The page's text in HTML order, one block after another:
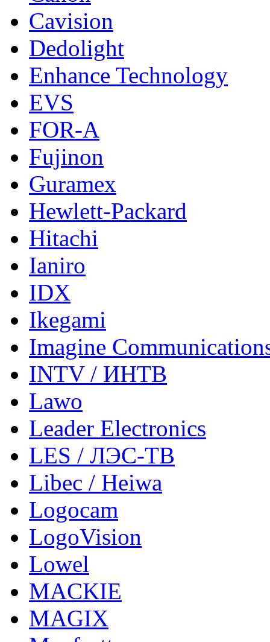
Cavision
Dedolight
Enhance Technology
EVS
FOR-A
Fujinon
Guramex
Hewlett-Packard
Hitachi
Ianiro
IDX
Ikegami
Imagine
INTV / ИНТВ
Lawo
Leader Electronics
LES / ЛЭС-ТВ
Libec / Heiwa
Logocam
LogoVision
Lowel
MACKIE
MAGIX